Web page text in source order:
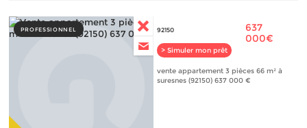
PROFESSIONNEL 92150
> Simuler mon prêt
637
000€
vente appartement 3 pièces 66 m² à
suresnes (92150) 637 000 €